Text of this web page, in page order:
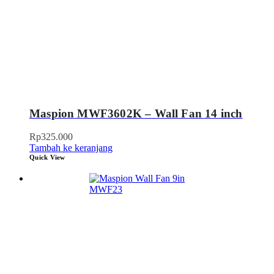
Maspion MWF3602K – Wall Fan 14 inch
Rp325.000
Tambah ke keranjang
Quick View